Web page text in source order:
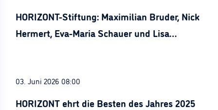
HORIZONT-Stiftung: Maximilian Bruder, Nick
Hermert, Eva-Maria Schauer und Lisa
03. Juni 2026 08:00
HORIZONT ehrt die Besten des Jahres 2025